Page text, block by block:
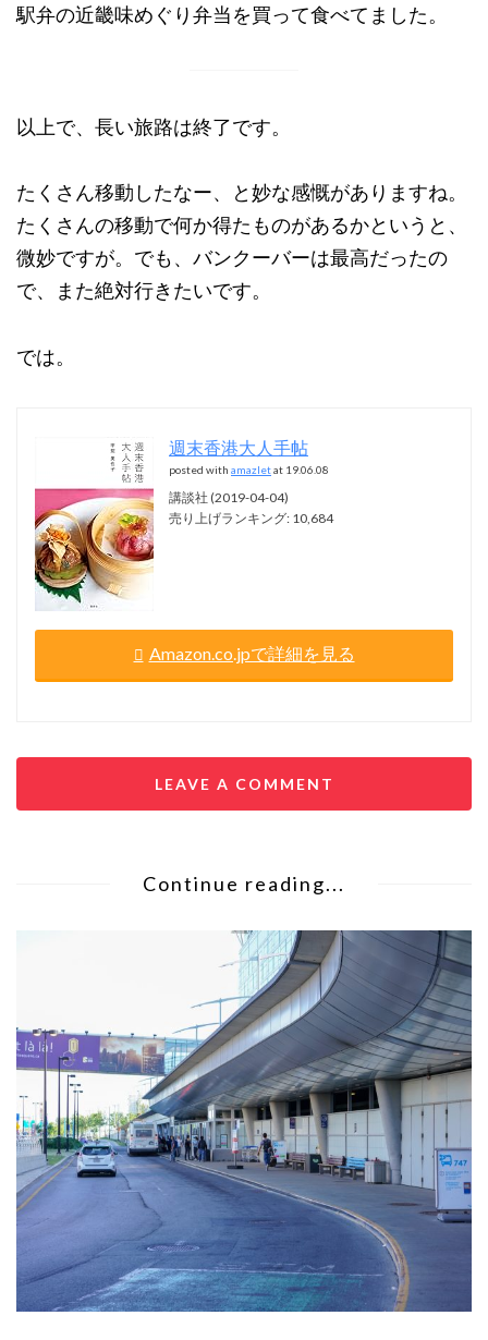
駅弁の近畿味めぐり弁当を買って食べてました。
以上で、長い旅路は終了です。
たくさん移動したなー、と妙な感慨がありますね。
たくさんの移動で何か得たものがあるかというと、
微妙ですが。でも、バンクーバーは最高だったの
で、また絶対行きたいです。
では。
週末香港大人手帖
posted with amazletat 19.06.08
講談社 (2019-04-04)
売り上げランキング: 10,684
Amazon.co.jpで詳細を見る
LEAVE A COMMENT
Continue reading...